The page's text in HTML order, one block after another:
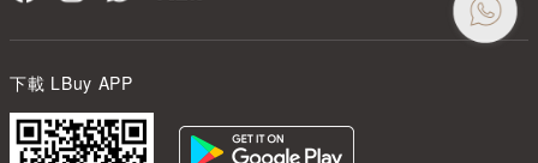
下載 LBuy APP